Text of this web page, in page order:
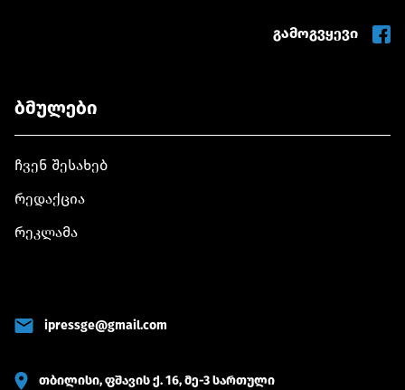
გამოგვყევი
ბმულები
ჩვენ შესახებ
რედაქცია
რეკლამა
ipressge@gmail.com
თბილისი, ფშავის ქ. 16, მე-3 სართული